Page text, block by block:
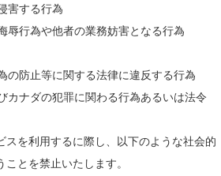
害する行為
辱行為や他者の業務妨害となる行為
の防止等に関する法律に違反する行為
カナダの犯罪に関わる行為あるいは法令
スを利用するに際し、以下のような社会的
とを禁止いたします。